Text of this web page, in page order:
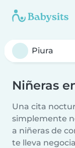
Niñeras
Una cita
simplemente
a niñeras de
te lleva